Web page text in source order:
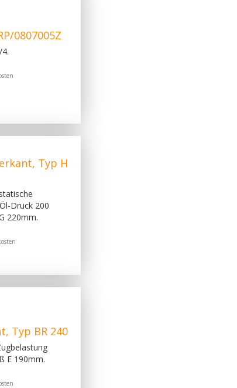
0807005Z
Typ H
Druck 200
220mm.
Typ BR 240
E 190mm.